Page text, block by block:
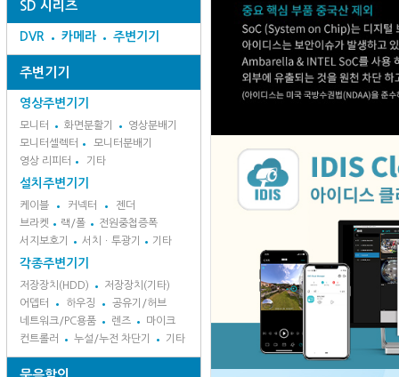
SD 시리즈
DVR 카메라 주변기기
주변기기
영상주변기기
모니터 화면분활기
영상분배기
모니터셀렉터
모니터분배기
영상 리피터
기타
설치주변기기
케이블 커넥터
젠더
브라켓
랙/폴
전원중첩증폭
서지보호기
서치ㆍ투광기 기타
각종주변기기
저장장치(HDD)
저장장치(기타)
어뎁터
하우징
공유기/허브
네트워크/PC용품
렌즈
마이크
컨트롤러
누설/누전 차단기 기타